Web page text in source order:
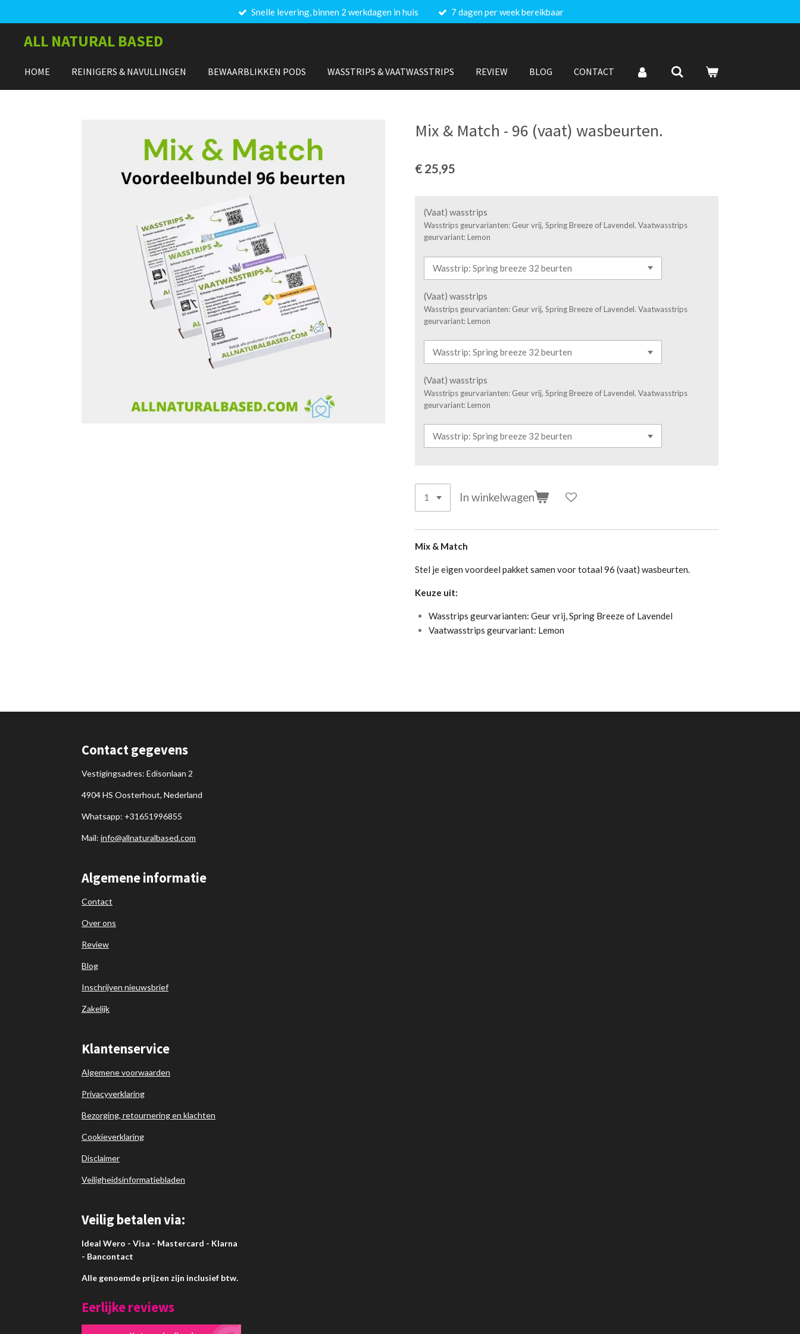
direct
hoofdinhoud
Snelle levering, binnen 2 werkdagen in huis 7 dagen per week bereikbaar
ALL NATURAL BASED
HOME REINIGERS & NAVULLINGEN BEWAARBLIKKEN PODS WASSTRIPS & VAATWASSTRIPS REVIEW BLOG CONTACT
Mix & Match - 96 (vaat) wasbeurten.
€ 25,95
(Vaat) wasstrips
Wasstrips geurvarianten: Geur vrij, Spring Breeze of Lavendel. Vaatwasstrips
geurvariant: Lemon
(Vaat) wasstrips
Wasstrips geurvarianten: Geur vrij, Spring Breeze of Lavendel. Vaatwasstrips
geurvariant: Lemon
(Vaat) wasstrips
Wasstrips geurvarianten: Geur vrij, Spring Breeze of Lavendel. Vaatwasstrips
geurvariant: Lemon
In winkelwagen
Mix & Match
Stel je eigen voordeel pakket samen voor totaal 96 (vaat) wasbeurten.
Keuze uit:
Wasstrips geurvarianten: Geur vrij, Spring Breeze of Lavendel
Vaatwasstrips geurvariant: Lemon
Contact gegevens
Vestigingsadres: Edisonlaan 2
4904 HS Oosterhout, Nederland
Whatsapp: +31651996855
Mail: info@allnaturalbased.com
Algemene informatie
Contact
Over ons
Review
Blog
Inschrijven nieuwsbrief
Zakelijk
Klantenservice
Algemene voorwaarden
Privacyverklaring
Bezorging, retournering en klachten
Cookieverklaring
Disclaimer
Veiligheidsinformatiebladen
Veilig betalen via:
Ideal Wero - Visa - Mastercard - Klarna
- Bancontact
Alle genoemde prijzen zijn inclusief btw.
Eerlijke reviews